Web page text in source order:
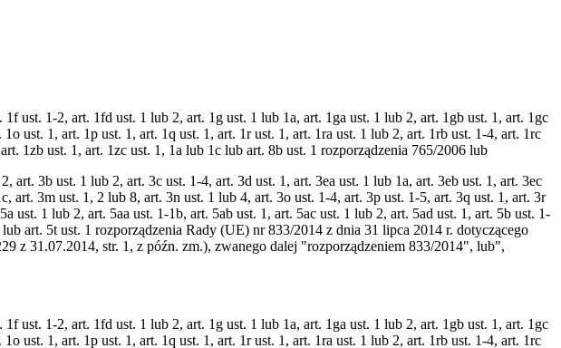
ust. 1-2, art. 1fd ust. 1 lub 2, art. 1g ust. 1 lub 1a, art. 1ga ust. 1 lub 2, art. 1gb ust. 1, art. 1gc
ust. 1, art. 1p ust. 1, art. 1q ust. 1, art. 1r ust. 1, art. 1ra ust. 1 lub 2, art. 1rb ust. 1-4, art. 1rc
1zb ust. 1, art. 1zc ust. 1, 1a lub 1c lub art. 8b ust. 1 rozporządzenia 765/2006 lub
3b ust. 1 lub 2, art. 3c ust. 1-4, art. 3d ust. 1, art. 3ea ust. 1 lub 1a, art. 3eb ust. 1, art. 3ec
3m ust. 1, 2 lub 8, art. 3n ust. 1 lub 4, art. 3o ust. 1-4, art. 3p ust. 1-5, art. 3q ust. 1, art. 3r
1 lub 2, art. 5aa ust. 1-1b, art. 5ab ust. 1, art. 5ac ust. 1 lub 2, art. 5ad ust. 1, art. 5b ust. 1-
art. 5t ust. 1 rozporządzenia Rady (UE) nr 833/2014 z dnia 31 lipca 2014 r. dotyczącego
z 31.07.2014, str. 1, z późn. zm.), zwanego dalej "rozporządzeniem 833/2014", lub",
ust. 1-2, art. 1fd ust. 1 lub 2, art. 1g ust. 1 lub 1a, art. 1ga ust. 1 lub 2, art. 1gb ust. 1, art. 1gc
ust. 1, art. 1p ust. 1, art. 1q ust. 1, art. 1r ust. 1, art. 1ra ust. 1 lub 2, art. 1rb ust. 1-4, art. 1rc